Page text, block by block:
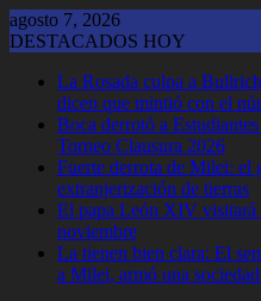
Saltar
al
agosto 7, 2026
DESTACADOS HOY
La Rosada culpa a
dicen que mintió con el
Boca derrotó a
Torneo Clausura 2026
Fuerte derrota de Milei: el
extranjerización de tierras
El papa León XIV visitará
noviembre
La tienen bien clara: El
a Milei, armó una